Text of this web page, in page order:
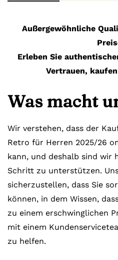
Außergewöhnliche
Erleben Sie
Vertrauen,
Was macht
Wir verstehen, dass der
Retro für Herren 2025/26
kann, und deshalb sind wir
Schritt zu unterstützen.
sicherzustellen, dass Sie
können, in dem Wissen,
zu einem erschwinglichen
mit einem
zu helfen.